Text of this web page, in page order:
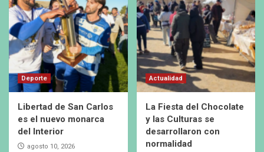
Deporte
Libertad de San Carlos
es el nuevo monarca
del Interior
agosto 10, 2026
Actualidad
La Fiesta del Chocolate
y las Culturas se
desarrollaron con
normalidad